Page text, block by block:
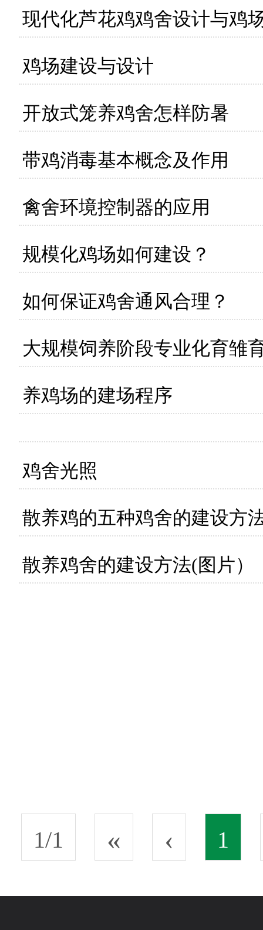
现代化芦花鸡鸡舍设计与鸡
鸡场建设与设计
开放式笼养鸡舍怎样防暑
带鸡消毒基本概念及作用
禽舍环境控制器的应用
规模化鸡场如何建设？
如何保证鸡舍通风合理？
大规模饲养阶段专业化育雏
养鸡场的建场程序
鸡舍光照
散养鸡的五种鸡舍的建设方
散养鸡舍的建设方法(图片）
1/1 « ‹ 1